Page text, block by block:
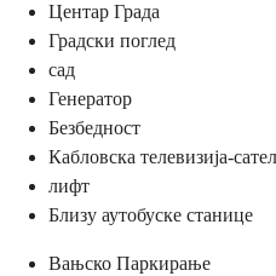
Центар Града
Градски поглед
сад
Генератор
Безбедност
Кабловска телевизија-
лифт
Близу аутобуске станице
Вањско Паркирање